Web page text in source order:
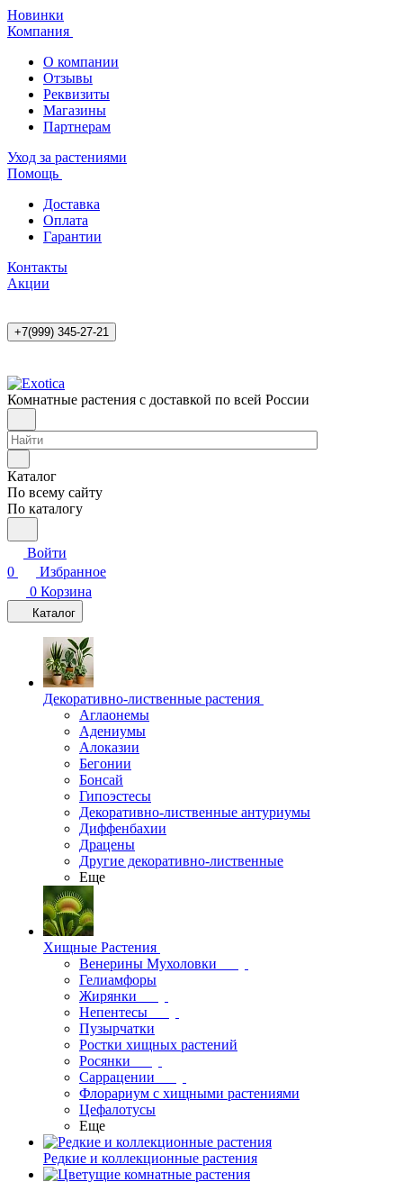
Новинки
Компания
О компании
Отзывы
Реквизиты
Магазины
Партнерам
Уход за растениями
Помощь
Доставка
Оплата
Гарантии
Контакты
Акции
+7(999) 345-27-21
Комнатные растения с доставкой по всей России
Каталог
По всему сайту
По каталогу
Войти
0
Избранное
0 Корзина
Каталог
Декоративно-лиственные растения
Аглаонемы
Адениумы
Алоказии
Бегонии
Бонсай
Гипоэстесы
Декоративно-лиственные антуриумы
Диффенбахии
Драцены
Другие декоративно-лиственные
Еще
Хищные Растения
Венерины Мухоловки
Гелиамфоры
Жирянки
Непентесы
Пузырчатки
Ростки хищных растений
Росянки
Саррацении
Флорариум с хищными растениями
Цефалотусы
Еще
Редкие и коллекционные растения